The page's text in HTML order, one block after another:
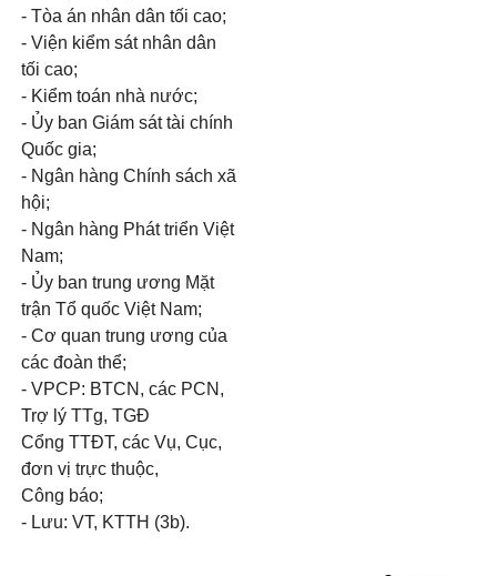
- Tòa án nhân dân tối cao;
- Viện kiểm sát nhân dân
tối cao;
- Kiểm toán nhà nước;
- Ủy ban Giám sát tài chính
Quốc gia;
- Ngân hàng Chính sách xã
hội;
- Ngân hàng Phát triển Việt
Nam;
- Ủy ban trung ương Mặt
trận Tổ quốc Việt Nam;
- Cơ quan trung ương của
các đoàn thể;
- VPCP: BTCN, các PCN,
Trợ ý TTg, TGĐ
Cổng TTĐT, các Vụ, Cục,
đơn vị trực thuộc,
Công báo;
- Lưu: VT, KTTH (3b).